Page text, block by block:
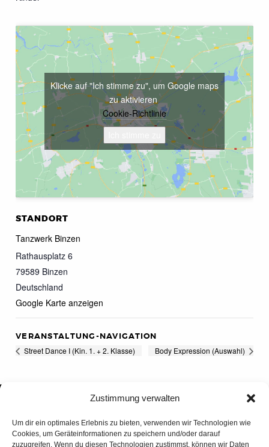
Zustimmung verwalten
Um dir ein optimales Erlebnis zu bieten, verwenden wir Technologien wie
Cookies, um Geräteinformationen zu speichern und/oder darauf
zuzugreifen. Wenn du diesen Technologien zustimmst, können wir Daten
STANDORT
Tanzwerk Binzen
Rathausplatz 6
79589 Binzen
Deutschland
Google Karte anzeigen
Klicke auf "Ich stimme zu", um Google maps
zu aktivieren
Cookie-Richtlinie
VERANSTALTUNG-NAVIGATION
Street Dance I (Kin. 1. + 2. Klasse) Body Expression (Auswahl)